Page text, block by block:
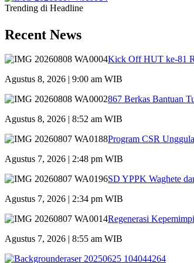
Trending di Headline
Recent News
Kick Off HUT ke-81
Agustus 8, 2026 | 9:00 am WIB
867 Berkas Bantuan
Agustus 8, 2026 | 8:52 am WIB
Program CSR
Agustus 7, 2026 | 2:48 pm WIB
SD YPPK Waghete
Agustus 7, 2026 | 2:34 pm WIB
Regenerasi
Agustus 7, 2026 | 8:55 am WIB